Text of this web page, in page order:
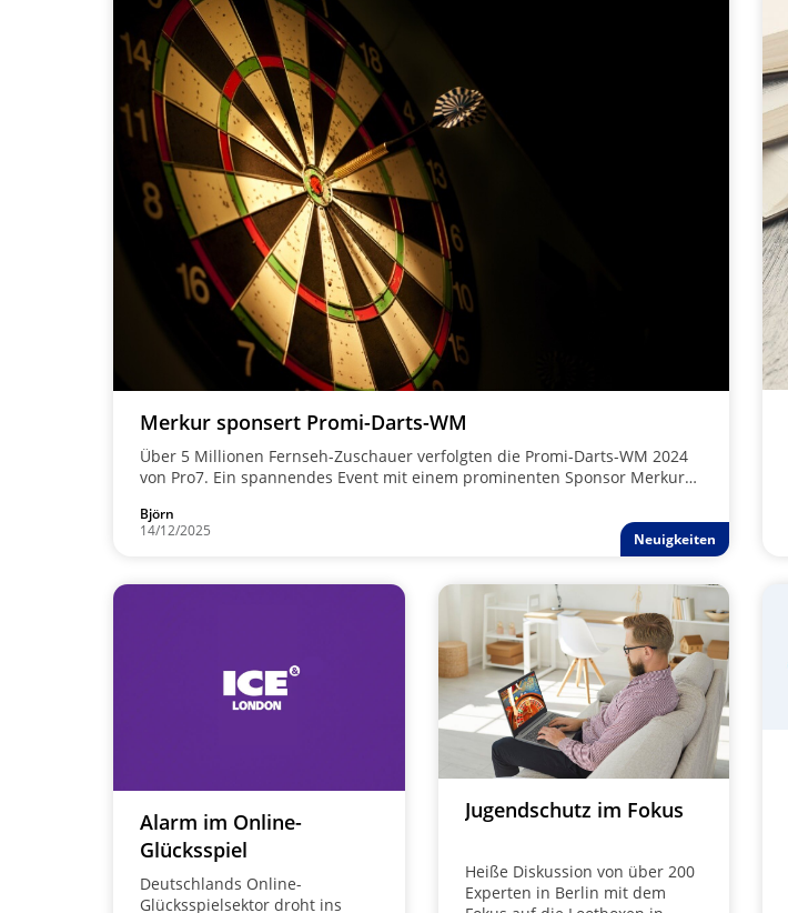
Merkur sponsert Promi-Darts-WM
Über 5 Millionen Fernseh-Zuschauer verfolgten die Promi-Darts-WM 2024
von Pro7. Ein spannendes Event mit einem prominenten Sponsor Merkur
Björn
14/12/2025
Neuigkeiten
Alarm im Online-
Glücksspiel
Deutschlands Online-
Glücksspielsektor droht ins
Jugendschutz im Fokus
Heiße Diskussion von über 200
Experten in Berlin mit dem